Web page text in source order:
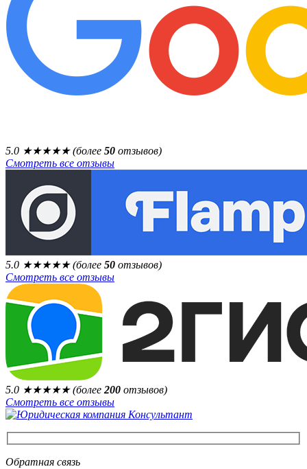
5.0 ★★★★★ (более 50 отзывов)
Смотреть все отзывы
5.0 ★★★★★ (более 50 отзывов)
Смотреть все отзывы
5.0 ★★★★★ (более 200 отзывов)
Смотреть все отзывы
Обратная связь